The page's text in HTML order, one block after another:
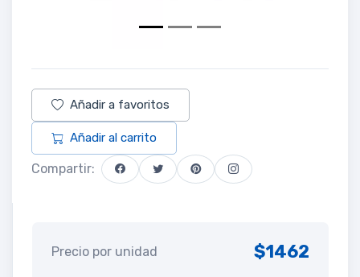
Añadir a favoritos
Añadir al carrito
Compartir:
Precio por unidad $1462